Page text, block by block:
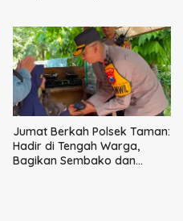
Jumat Berkah Polsek Taman:
Hadir di Tengah Warga,
Bagikan Sembako dan